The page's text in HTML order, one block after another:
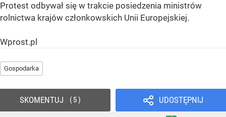
Protest odbywał się w trakcie posiedzenia ministrów
rolnictwa krajów członkowskich Unii Europejskiej.
Wprost.pl
Gospodarka
UDOSTĘPNIJ
SKOMENTUJ 5